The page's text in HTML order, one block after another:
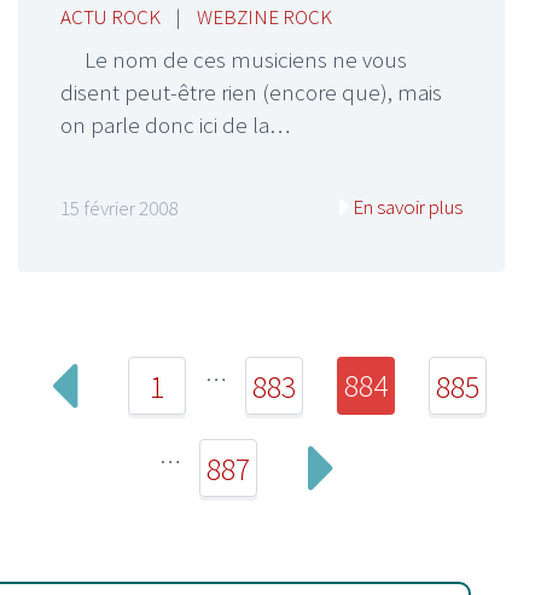
ACTU ROCK | WEBZINE ROCK
Le nom de ces musiciens ne vous
disent peut-être rien (encore que), mais
on parle donc ici de la…
15 février 2008 En savoir plus
1 … 883 884 885
… 887